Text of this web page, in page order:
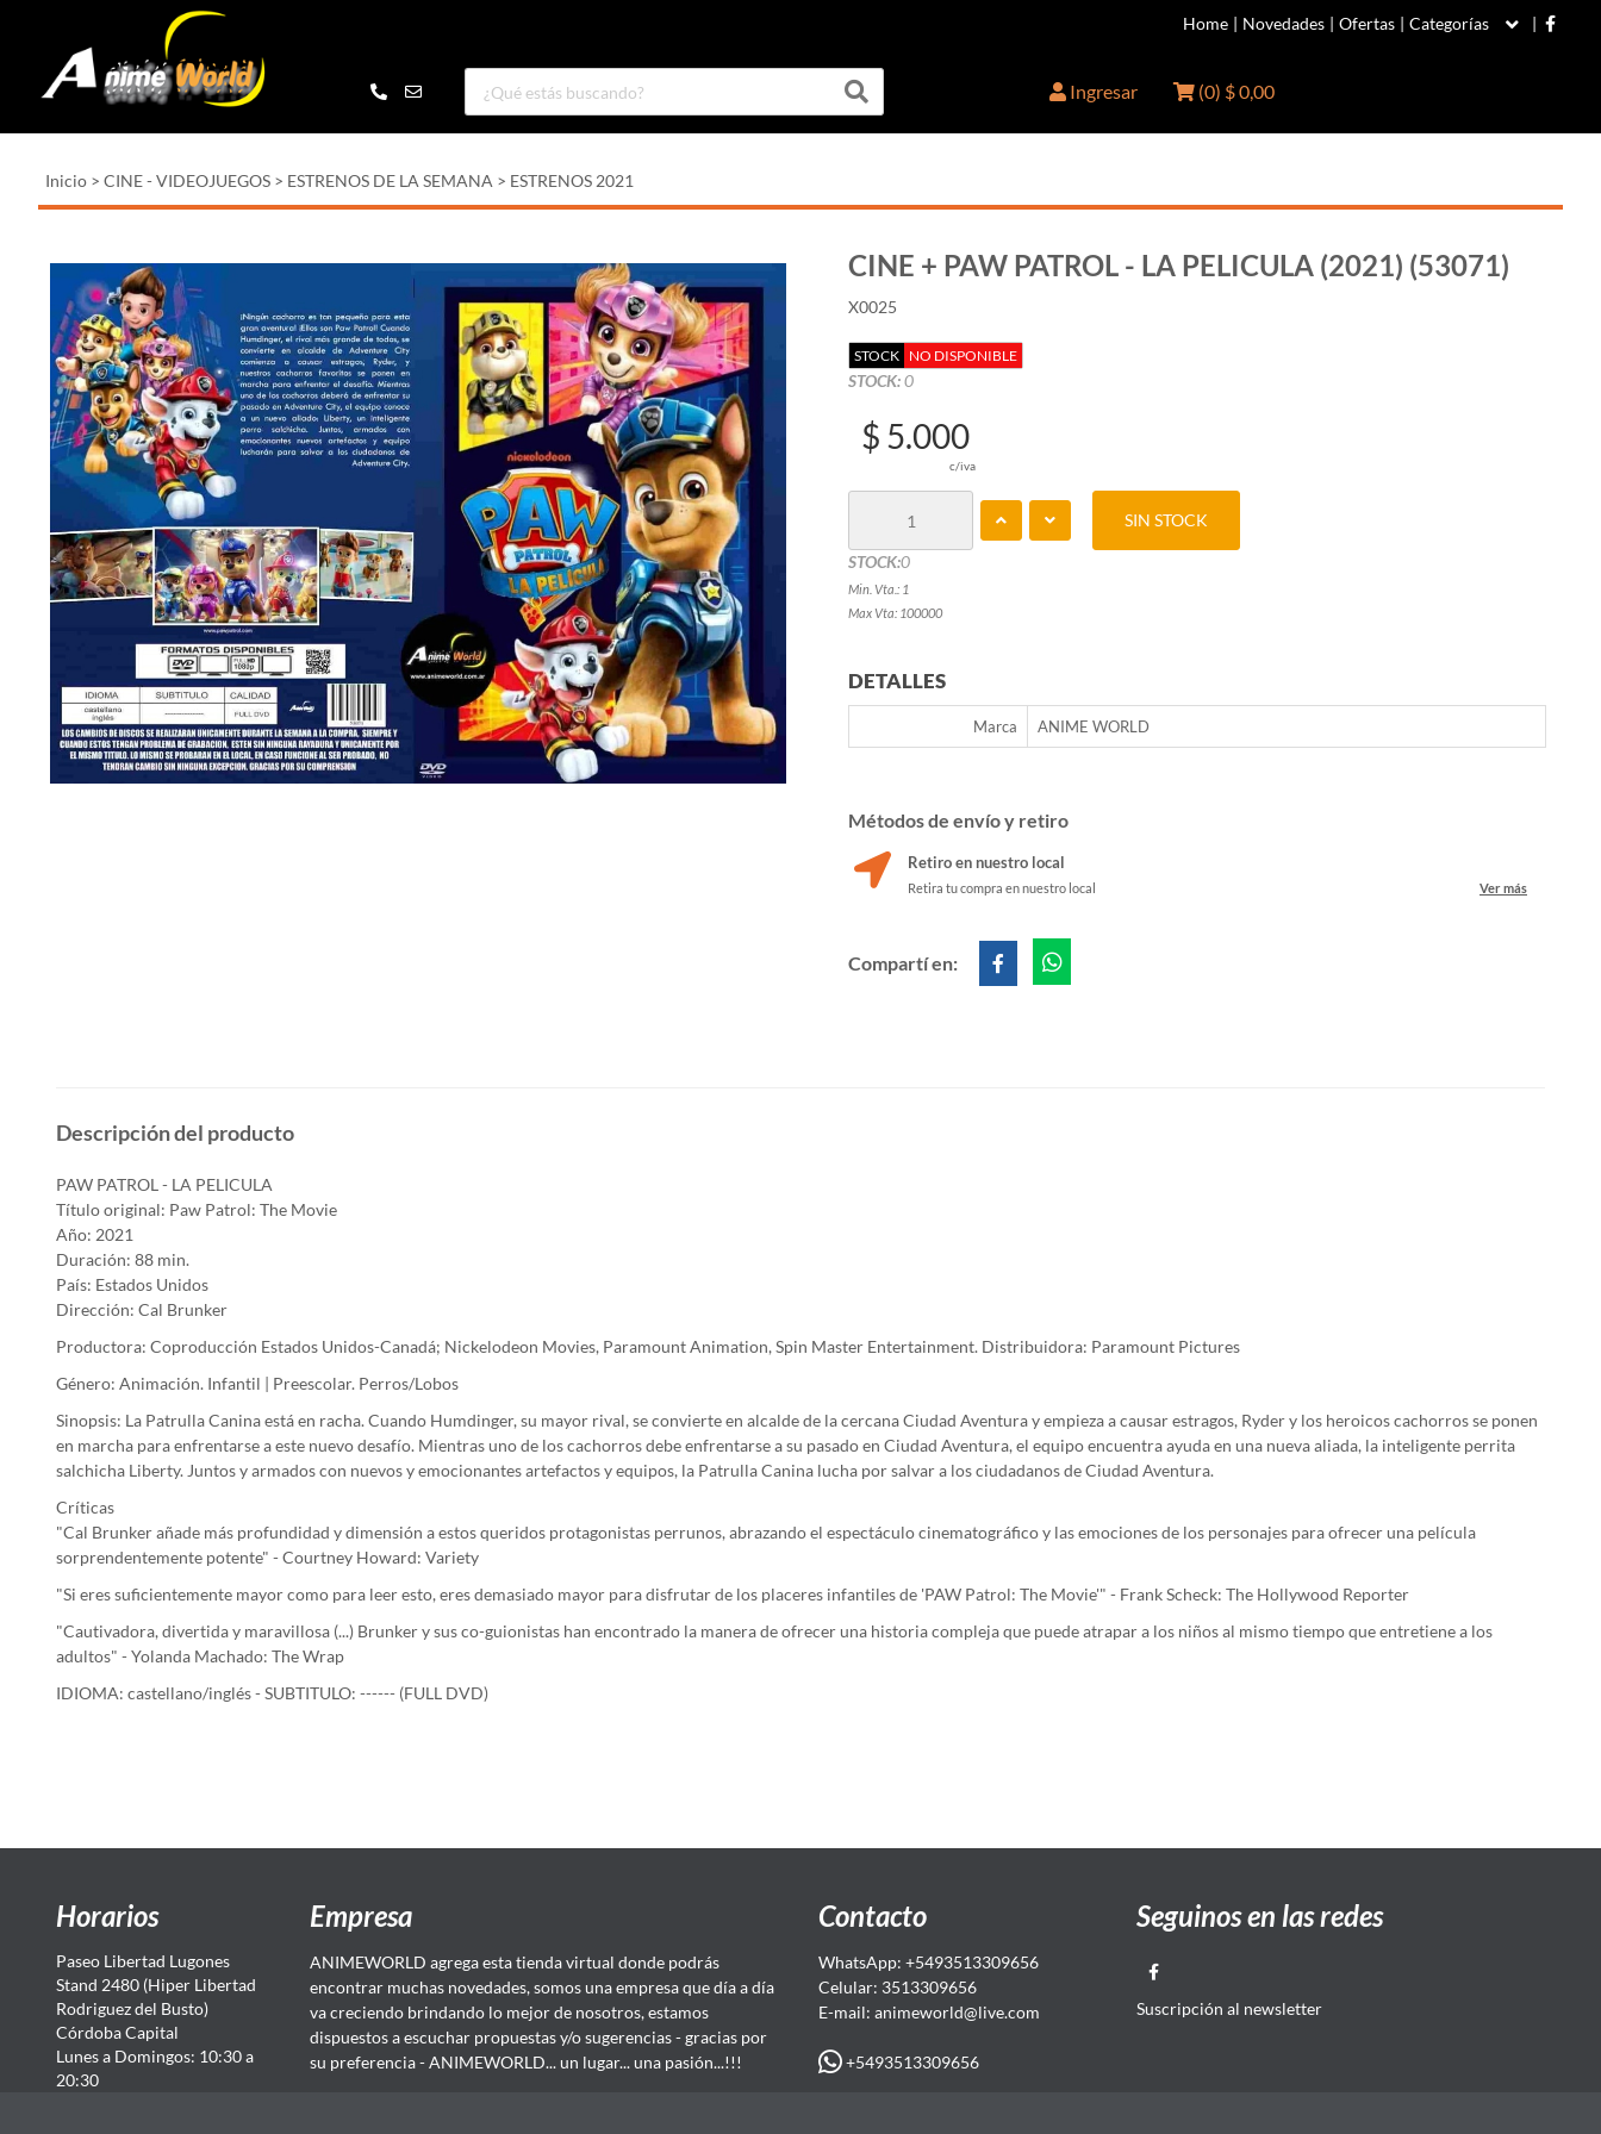
Home | Novedades | Ofertas | Categorías |
Ingresar (0) $ 0,00
Inicio > CINE - VIDEOJUEGOS > ESTRENOS DE LA SEMANA > ESTRENOS 2021
CINE + PAW PATROL - LA PELICULA (2021) (53071)
X0025
STOCK NO DISPONIBLE
STOCK:0
$ 5.000
c/iva
STOCK:0
Min. Vta.: 1
Max Vta: 100000
SIN STOCK
DETALLES
Marca ANIME WORLD
Métodos de envío y retiro
Retiro en nuestro local
Retira tu compra en nuestro local Ver más
Compartí en:
Descripción del producto
PAW PATROL - LA PELICULA
Título original: Paw Patrol: The Movie
Año: 2021
Duración: 88 min.
País: Estados Unidos
Dirección: Cal Brunker
Productora: Coproducción Estados Unidos-Canadá; Nickelodeon Movies, Paramount Animation, Spin Master Entertainment. Distribuidora: Paramount Pictures
Género: Animación. Infantil | Preescolar. Perros/Lobos
Sinopsis: La Patrulla Canina está en racha. Cuando Humdinger, su mayor rival, se convierte en alcalde de la cercana Ciudad Aventura y empieza a causar estragos, Ryder y los heroicos cachorros se ponen
en marcha para enfrentarse a este nuevo desafío. Mientras uno de los cachorros debe enfrentarse a su pasado en Ciudad Aventura, el equipo encuentra ayuda en una nueva aliada, la inteligente perrita
salchicha Liberty. Juntos y armados con nuevos y emocionantes artefactos y equipos, la Patrulla Canina lucha por salvar a los ciudadanos de Ciudad Aventura.
Críticas
"Cal Brunker añade más profundidad y dimensión a estos queridos protagonistas perrunos, abrazando el espectáculo cinematográfico y las emociones de los personajes para ofrecer una película
sorprendentemente potente" - Courtney Howard: Variety
"Si eres suficientemente mayor como para leer esto, eres demasiado mayor para disfrutar de los placeres infantiles de 'PAW Patrol: The Movie'" - Frank Scheck: The Hollywood Reporter
"Cautivadora, divertida y maravillosa (...) Brunker y sus co-guionistas han encontrado la manera de ofrecer una historia compleja que puede atrapar a los niños al mismo tiempo que entretiene a los
adultos" - Yolanda Machado: The Wrap
IDIOMA: castellano/inglés - SUBTITULO: ------ (FULL DVD)
Horarios
Paseo Libertad Lugones
Stand 2480 (Hiper Libertad
Rodriguez del Busto)
Córdoba Capital
Lunes a Domingos: 10:30 a
20:30
Empresa
ANIMEWORLD agrega esta tienda virtual donde podrás
encontrar muchas novedades, somos una empresa que día a día
va creciendo brindando lo mejor de nosotros, estamos
dispuestos a escuchar propuestas y/o sugerencias - gracias por
su preferencia - ANIMEWORLD... un lugar... una pasión...!!!
Contacto
WhatsApp: +5493513309656
Celular: 3513309656
E-mail: animeworld@live.com
+5493513309656
Seguinos en las redes
Suscripción al newsletter